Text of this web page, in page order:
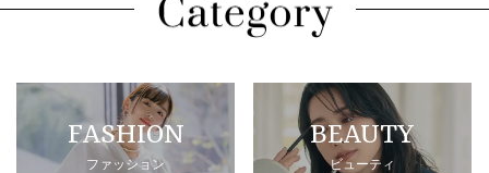
FASHION
ファッション
BEAUTY
ビューティ